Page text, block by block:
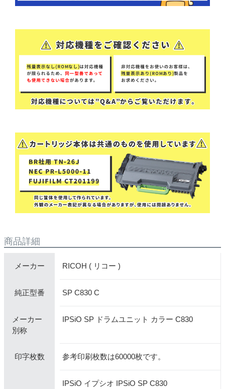
商品詳細
メーカー RICOH ( リコー )
純正型番 SP C830 C
メーカー
別称
IPSiO SP ドラムユニット カラー C830
印字枚数 参考印刷枚数は60000枚です。
IPSiO イプシオ IPSiO SP C830